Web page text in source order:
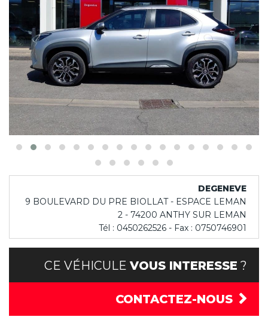
DEGENEVE
9 BOULEVARD DU PRE BIOLLAT - ESPACE LEMAN
2 - 74200 ANTHY SUR LEMAN
Tél : 0450262526 - Fax : 0750746901
CE VÉHICULE VOUS INTERESSE ?
CONTACTEZ-NOUS